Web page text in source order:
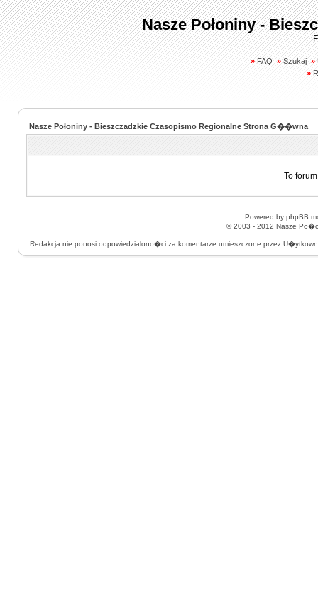
Nasze Połoniny -
» FAQ » Szukaj »
»
Nasze Połoniny - Bieszczadzkie Czasopismo Regionalne Strona G��wna
To
Powered by phpBB
© 2003 - 2012 Nasze
Redakcja nie ponosi odpowiedzialono�ci za komentarze umieszczone przez